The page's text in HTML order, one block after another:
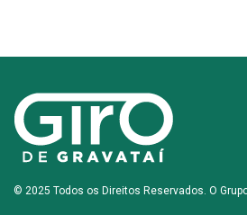
© 2025 Todos os Direitos Reservados. O